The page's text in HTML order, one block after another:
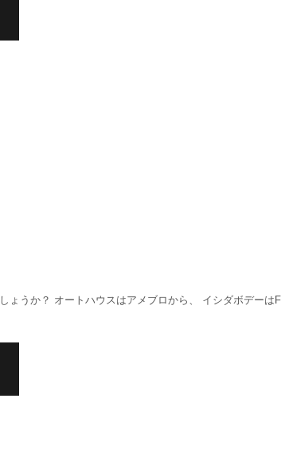
ょうか？ オートハウスはアメブロから、 イシダボデーは